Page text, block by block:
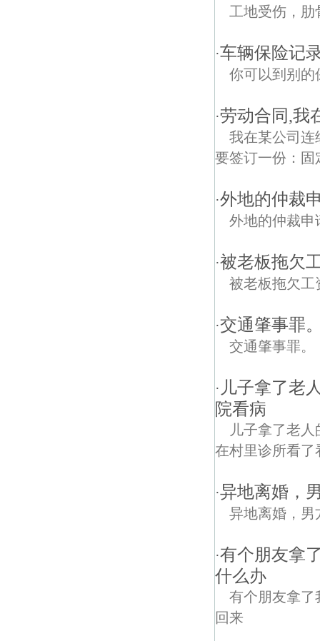
工地受伤，肋
·车辆保险记
你可以到别的
·劳动合同,我
我在某公司连
要签订一份：固
·外地的仲裁
外地的仲裁申
·被老板拖欠
被老板拖欠工
·交通肇事罪
交通肇事罪。
· 儿子拿了老
院看病
儿子拿了老
在村里诊所看了
·异地离婚，
异地离婚，男
·有个朋友拿
什么办
有个朋友拿了
回来